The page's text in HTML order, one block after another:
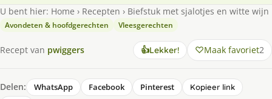
U bent hier: Home › Recepten › Biefstuk met sjalotjes en witte wijn
Avondeten & hoofdgerechten Vleesgerechten
Recept van pwiggers 👍Lekker! Maak favoriet2
Delen: WhatsApp Facebook Pinterest
Kopieer link